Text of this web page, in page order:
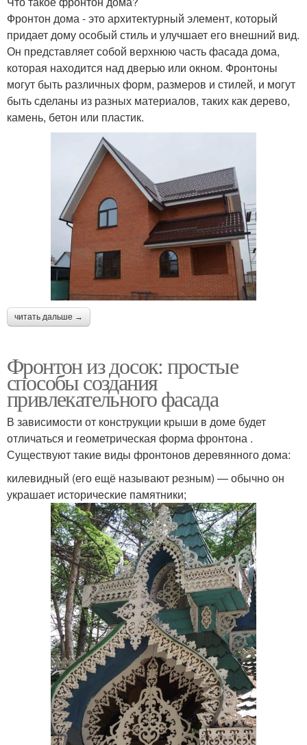
Фронтон дома - это архитектурный элемент, который
придает дому особый стиль и улучшает его внешний вид.
Он представляет собой верхнюю часть фасада дома,
которая находится над дверью или окном. Фронтоны
могут быть различных форм, размеров и стилей, и могут
быть сделаны из разных материалов, таких как дерево,
камень, бетон или пластик.
читать дальше →
Фронтон из досок: простые
способы создания
привлекательного фасада
В зависимости от конструкции крыши в доме будет
отличаться и геометрическая форма фронтона .
Существуют такие виды фронтонов деревянного дома:
килевидный (его ещё называют резным) — обычно он
украшает исторические памятники;